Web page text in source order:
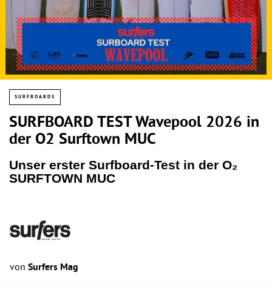
SURFBOARDS
SURFBOARD TEST Wavepool 2026 in
der O2 Surftown MUC
Unser erster Surfboard-Test in der O₂
SURFTOWN MUC
von Surfers Mag